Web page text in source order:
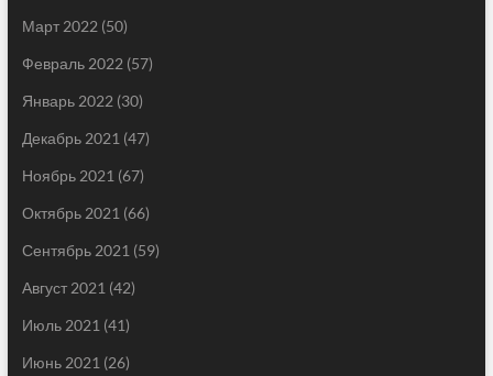
Март 2022 (50)
Февраль 2022 (57)
Январь 2022 (30)
Декабрь 2021 (47)
Ноябрь 2021 (67)
Октябрь 2021 (66)
Сентябрь 2021 (59)
Август 2021 (42)
Июль 2021 (41)
Июнь 2021 (26)